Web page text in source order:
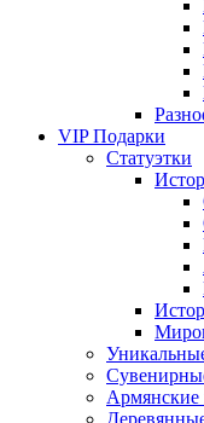
VIP Подарки
Статуэтки